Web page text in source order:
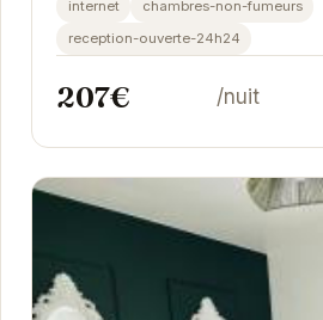
internet
chambres-non-fumeurs
reception-ouverte-24h24
207€ /nuit